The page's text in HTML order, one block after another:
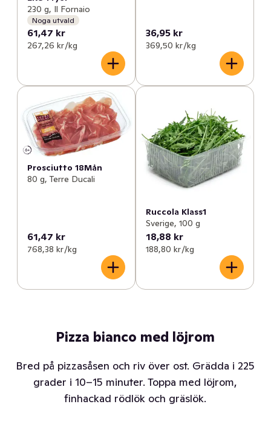
230 g, Il Fornaio
Noga utvald
61,47 kr
267,26 kr /kg
36,95 kr
369,50 kr /kg
Prosciutto 18Mån
80 g, Terre Ducali
61,47 kr
768,38 kr /kg
Ruccola Klass1
Sverige, 100 g
18,88 kr
188,80 kr /kg
Pizza bianco med löjrom
Bred på pizzasåsen och riv över ost. Grädda i 225
grader i 10–15 minuter. Toppa med löjrom,
finhackad rödlök och gräslök.